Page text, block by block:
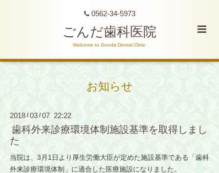
0562-34-5973
ごんだ歯科医院
Welcome to Gonda Dental Clinic
お知らせ
2018 /03 / 07 22:22
歯科外来診療環境体制施設基準を取得しまし
た
当院は、3月1日より厚生労働大臣が定めた施設基準である「歯科
外来診療環境体制」に適合した医療施設になりました。